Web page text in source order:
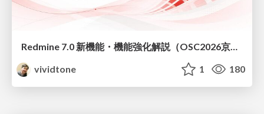
Redmine 7.0 新機能・機能強化解説（OSC2026京都ダイジェスト版）
vividtone
1 180